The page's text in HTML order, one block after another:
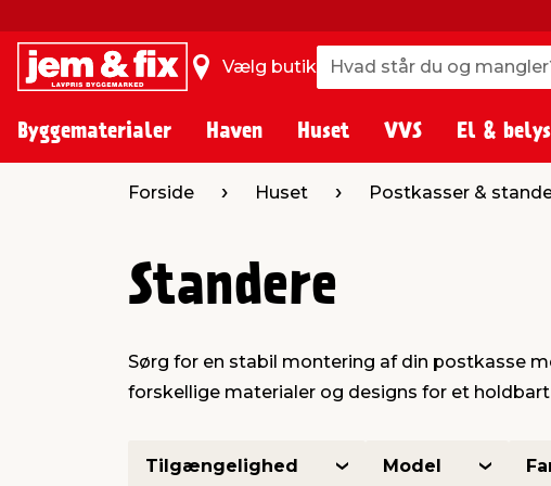
Vælg butik Hvad står du og mangler?
Hvad står du og mangler?
Byggematerialer Haven Huset VVS El &
Forside Huset Postkasser &
Standere
Sørg for en stabil montering af din postkasse
forskellige materialer og designs for et
Tilgængelighed Model